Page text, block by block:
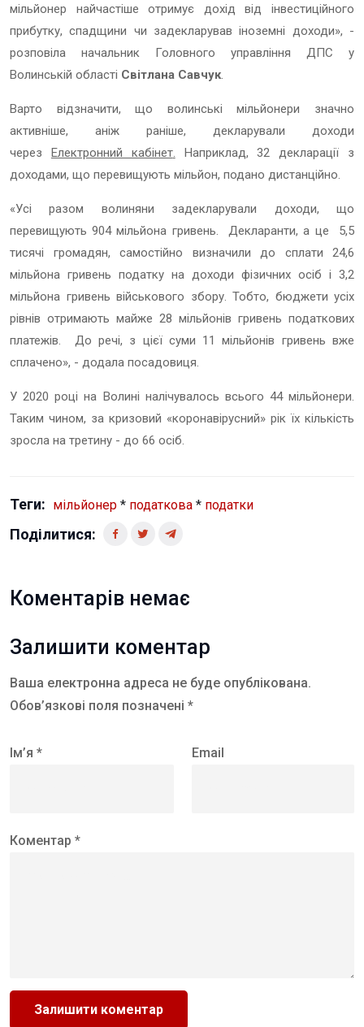
мільйонер найчастіше отримує дохід від інвестиційного
прибутку, спадщини чи задекларував іноземні доходи», -
розповіла начальник Головного управління ДПС у
Волинській області Світлана Савчук.
Варто відзначити, що волинські мільйонери значно
активніше, аніж раніше, декларували доходи
через Електронний кабінет.
Наприклад, 32 декларації з
доходами, що перевищують мільйон, подано дистанційно.
«Усі разом волиняни задекларували доходи, що
перевищують 904 мільйона гривень. Декларанти, а це 5,5
тисячі громадян, самостійно визначили до сплати 24,6
мільйона гривень податку на доходи фізичних осіб і 3,2
мільйона гривень військового збору. Тобто, бюджети усіх
рівнів отримають майже 28 мільйонів гривень податкових
платежів. До речі, з цієї суми 11 мільйонів гривень вже
сплачено», - додала посадовиця.
У 2020 році на Волині налічувалось всього 44 мільйонери.
Таким чином, за кризовий «коронавірусний» рік їх кількість
зросла на третину - до 66 осіб.
Теги: мільйонер * податкова * податки
Поділитися:
Коментарів немає
Залишити коментар
Ваша електронна адреса не буде опублікована.
Обов’язкові поля позначені *
Ім’я * Email
Коментар *